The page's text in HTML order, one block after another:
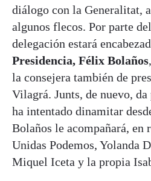
diálogo con la Generalitat,
algunos flecos. Por parte
delegación estará
Presidencia, Félix Bolaños
la consejera también de
Vilagrá. Junts, de nuevo,
ha intentado dinamitar
Bolaños le acompañará, en
Unidas Podemos, Yolanda
Miquel Iceta y la propia